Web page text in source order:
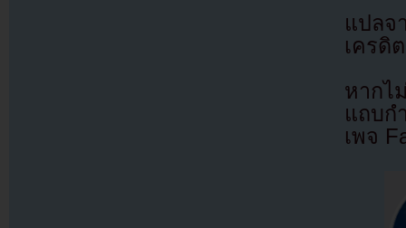
แปล
เครดิ
หากไ
แถบก
เพจ